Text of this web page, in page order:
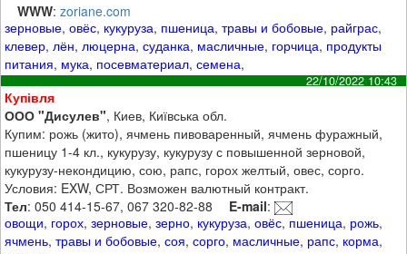
WWW:zoriane.com
зерновые,овёс, кукуруза, пшеница,травы и бобовые, райграс,
клевер, лён, люцерна,суданка, масличные, горчица, продукты
питания, мука, посевматериал,семена,
22/10/2022 10:43
Купівля
ООО "Дисулев", Киев, Київська обл.
Купим: рожь (жито), ячмень пивоваренный, ячмень фуражный,
пшеницу 1-4 кл., кукурузу, кукурузу с повышенной зерновой,
кукурузу-некондицию, сою, рапс, горох желтый, овес, сорго.
Условия: EXW, СРТ. Возможен валютный контракт.
Тел: 050 414-15-67, 067 320-82-88 E-mail:
овощи, горох,зерновые,зерно, кукуруза,овёс, пшеница, рожь,
ячмень,травы и бобовые,соя,сорго, масличные, рапс, корма,